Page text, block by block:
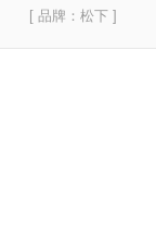
[ 品牌： 松下]